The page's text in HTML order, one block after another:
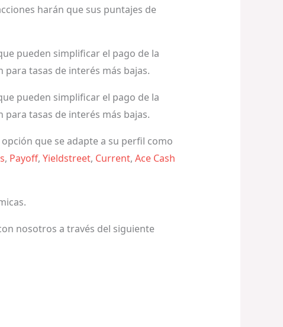
harán que sus puntajes de
pueden simplificar el pago de la
tasas de interés más bajas.
pueden simplificar el pago de la
tasas de interés más bajas.
que se adapte a su perfil como
, Payoff, Yieldstreet, Current, Ace Cash
nosotros a través del siguiente